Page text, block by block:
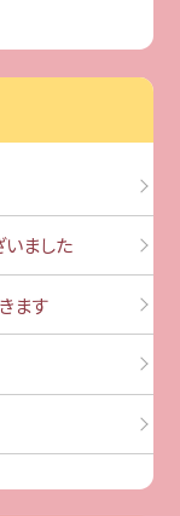
いました
ます